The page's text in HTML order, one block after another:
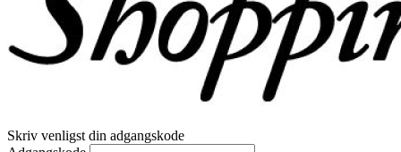
Skriv venligst din adgangskode